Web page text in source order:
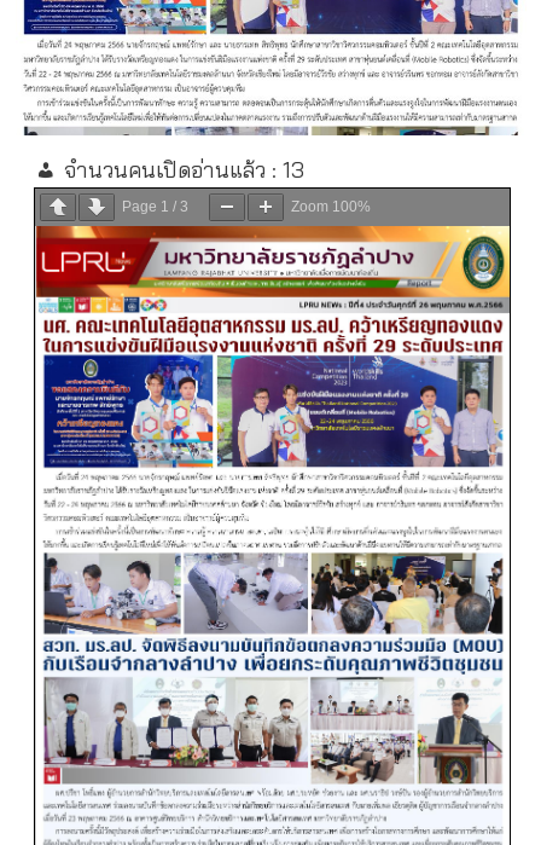
จำนวนคนเปิดอ่านแล้ว : 13
Page 1 / 3 Zoom 100%